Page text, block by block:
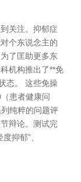
关注。抑郁症
个东说念主的
了匡助更多东
机构推出了**免
态。 这些免操
患者健康问
纯粹的问题评
辩论。测试完
抑郁”、